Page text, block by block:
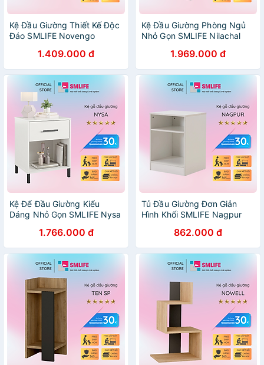
Kệ Đầu Giường Thiết Kế Độc
Đáo SMLIFE Novengo
1.409.000 đ
Kệ Đầu Giường Phòng Ngủ
Nhỏ Gọn SMLIFE Nilachal
1.969.000 đ
Kệ Để Đầu Giường Kiểu
Dáng Nhỏ Gọn SMLIFE Nysa
1.766.000 đ
Tủ Đầu Giường Đơn Giản
Hình Khối SMLIFE Nagpur
862.000 đ